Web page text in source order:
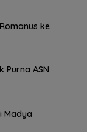
ke
Purna ASN
Madya